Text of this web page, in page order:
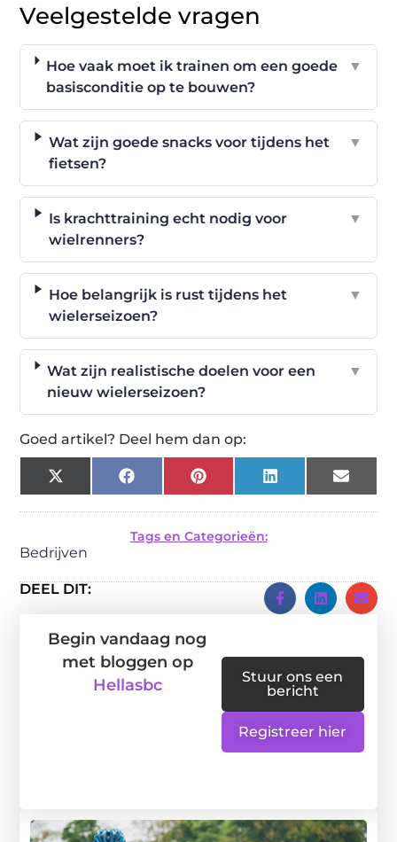
Veelgestelde vragen
Hoe vaak moet ik trainen om een goede
basisconditie op te bouwen?
▼
Wat zijn goede snacks voor tijdens het
fietsen?
▼
Is krachttraining echt nodig voor
wielrenners?
▼
Hoe belangrijk is rust tijdens het
wielerseizoen?
▼
Wat zijn realistische doelen voor een
nieuw wielerseizoen?
▼
Goed artikel? Deel hem dan op:
X
(Twitter)
FacebookPinterestLinkedIn Email
Tags en Categorieën:
Bedrijven
DEEL DIT:
Begin vandaag nog
met bloggen op
Hellasbc
Stuur ons een
bericht
Registreer hier